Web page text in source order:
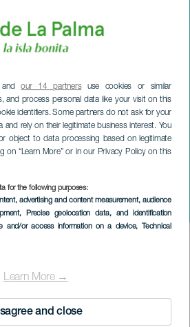
andour 14 partnersuse cookies or similar
and process personal data like your visit on this
identifiers. Some partners do not ask for your
rely on their legitimate business interest. You
object to data processing based on legitimate
on “Learn More” or in our Privacy Policy on this
for the following purposes:
advertising and content measurement, audience
, Precise geolocation data, and identification
and/or access information on a device, Technical
Learn More →
and close
Matkalaukku